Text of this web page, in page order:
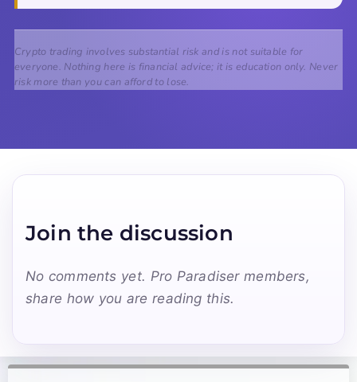
Crypto trading involves substantial risk and is not suitable for
everyone. Nothing here is financial advice; it is education only. Never
risk more than you can afford to lose.
Join the discussion
No comments yet. Pro Paradiser members,
share how you are reading this.